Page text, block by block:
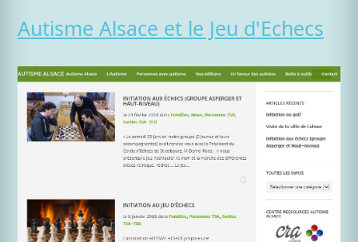
Autisme Alsace et le Jeu d'Echecs